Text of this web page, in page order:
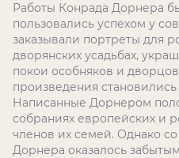
Работы Конрада Дорнера
пользовались успехом у
заказывали портреты для
дворянских усадьбах,
покои особняков и
произведения
Написанные Дорнером
собраниях европейских и
членов их семей. Однако
Дорнера оказалось